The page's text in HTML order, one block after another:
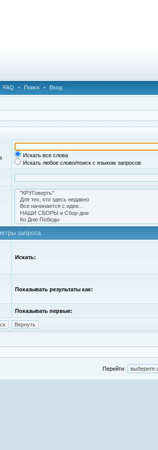
FAQ • Поиск • Вход
Искать все слова
Искать любое слово/поиск с языком запросов
запроса
Искать:
Показывать результаты как:
Показывать первые:
Перейти: